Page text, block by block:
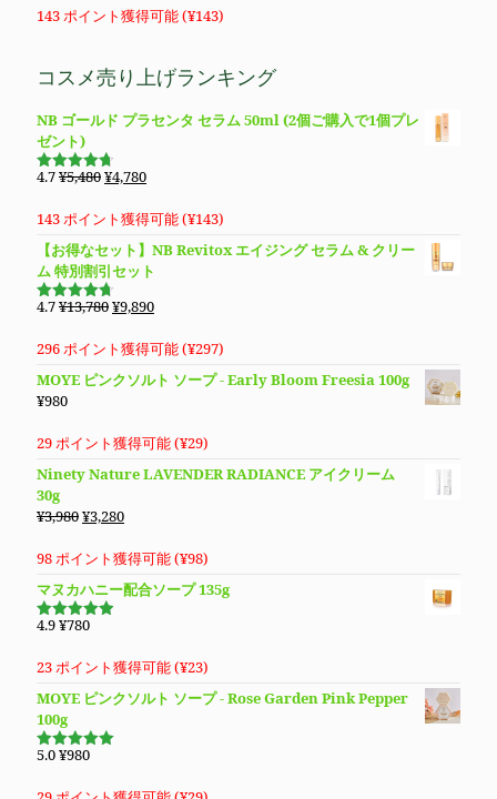
た。
す。
価
¥5,480
し
の
は
で
143 ポイント獲得可能 (¥143)
コスメ売り上げランキング
NB ゴールド プラセンタ セラム 50ml (2個ご購入で1個プレ
ゼント)
5段階で
4.7¥5,480元
価
は
¥5,480
で
た。
¥4,780現
の
格
は
¥4,780
す。
143 ポイント獲得可能 (¥143)
【お得なセット】NB Revitox エイジング セラム & クリー
ム 特別割引セット
5段階で
4.7¥13,780元
価
は
で
し
た。
¥9,890現
の
格
¥9,890
で
す。
296 ポイント獲得可能 (¥297)
MOYE ピンクソルト ソープ - Early Bloom Freesia 100g
¥980
29 ポイント獲得可能 (¥29)
Ninety Nature LAVENDER RADIANCE アイクリーム
30g
¥3,980元
価
は
¥3,980
し
¥3,280現
の
価
格
で
98 ポイント獲得可能 (¥98)
マヌカハニー配合ソープ 135g
5段階で
4.9¥780
23 ポイント獲得可能 (¥23)
MOYE ピンクソルト ソープ - Rose Garden Pink Pepper
100g
5段階で
5.0¥980